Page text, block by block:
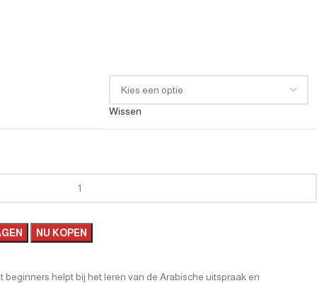
Wissen
NU KOPEN
beginners helpt bij het leren van de Arabische uitspraak en